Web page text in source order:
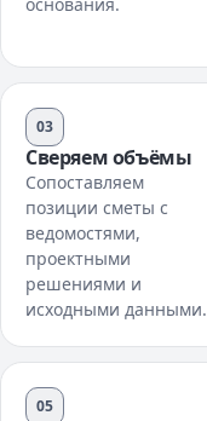
03
Сверяем объёмы
Сопоставляем
позиции сметы с
ведомостями,
проектными
решениями и
исходными данными.
05